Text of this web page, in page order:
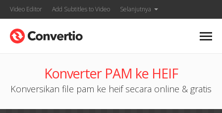
Video Editor Add Subtitles to Video Selanjutnya
Konverter PAM ke HEIF
Konversikan file pam ke heif secara online & gratis